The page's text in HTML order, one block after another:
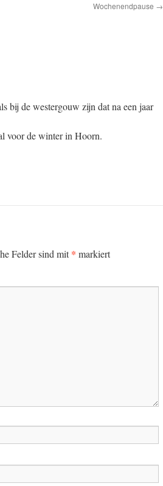
Wochenendpause →
bij de westergouw zijn dat na een jaar
voor de winter in Hoorn.
Felder sind mit* markiert